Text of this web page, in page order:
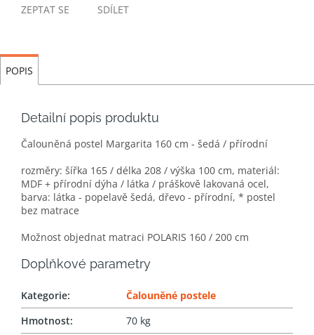
ZEPTAT SE SDÍLET
POPIS
Detailní popis produktu
Čalouněná postel Margarita 160 cm - šedá / přírodní
rozměry: šířka 165 / délka 208 / výška 100 cm, materiál:
MDF + přírodní dýha / látka / práškově lakovaná ocel,
barva: látka - popelavě šedá, dřevo - přírodní, * postel
bez matrace
Možnost objednat matraci POLARIS 160 / 200 cm
Doplňkové parametry
Kategorie:
Čalouněné postele
Hmotnost:
70 kg